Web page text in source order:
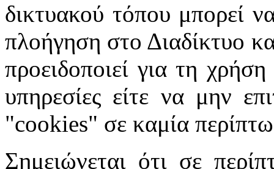
δικτυακού τόπου μπορεί
πλοήγηση στο Διαδίκτυο
προειδοποιεί για τη
υπηρεσίες είτε να μην
"cookies" σε καμία
Σημειώνεται ότι σε